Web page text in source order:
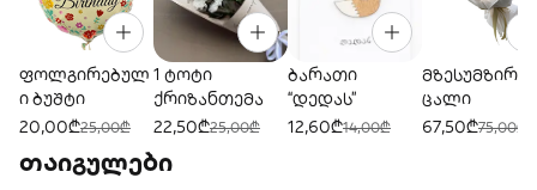
ფოლგირებულ
ი ბუშტი
20,00₾25,00₾
1 ტოტი
ქრიზანთემა
22,50₾25,00₾
ბარათი
“დედას”
12,60₾14,00₾
მზესუმზირა
ცალი
67,50₾75,00₾
თაიგულები